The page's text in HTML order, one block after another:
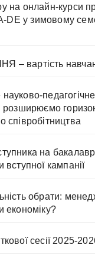
на онлайн-курси
DE у зимовому
– вартість
розширюємо
співробітництва
на
вступної кампанії
обрати:
економіку?
сесії 2025-